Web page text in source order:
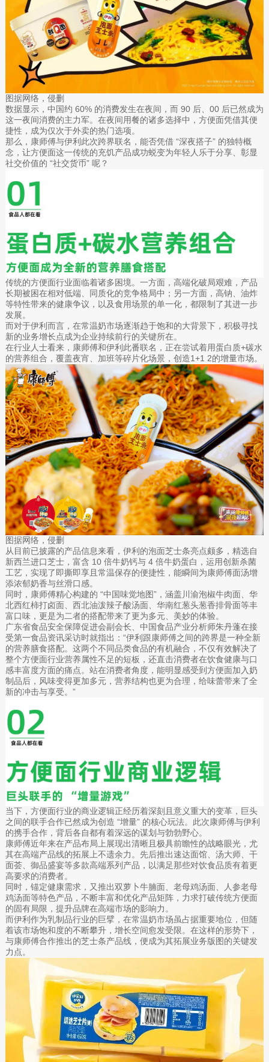
图据网络，侵删
数据显示，中国约 60% 的消费发生在夜间，而 90 后、00 后已然成为
这一夜间消费的主力军。在夜间用餐的诸多选择中，方便面凭借其便
捷性，成为仅次于外卖的热门选项。
那么，康师傅与伊利此次跨界联名，能否凭借 “深夜搭子” 的独特概
念，让方便面这一传统的充饥产品成功蜕变为年轻人乐于分享、彰显
社交价值的 “社交货币” 呢？
传统的方便面行业面临着诸多困境。一方面，高端化破局艰难，产品
长期被困在相对低端、同质化的竞争格局中；另一方面，高钠、油炸
等特性带来的健康争议，以及食用场景的单一化，都限制了其进一步
发展。
而对于伊利而言，在常温奶市场逐渐趋于饱和的大背景下，积极寻找
新的业务增长点成为企业持续前行的关键所在。
在行业人士看来，康师傅和伊利此番联名，正在尝试着用蛋白质+碳水
的营养组合，覆盖夜宵、加班等碎片化场景，创造1+1 2的增量市场。
图据网络，侵删
从目前已披露的产品信息来看，伊利的泡面芝士条亮点颇多，精选自
新西兰进口芝士，富含 10 倍牛奶钙与 4 倍牛奶蛋白，运用创新杀菌
工艺，实现了即撕即享且常温保存的便捷性，能瞬间为康师傅面汤增
添浓郁奶香与丝滑口感。
同时，康师傅精心构建的 “中国味觉地图”，涵盖川渝泡椒牛肉面、华
北西红柿打卤面、西北油泼辣子酸汤面、华南红葱头葱香排骨面等丰
富口味，更是为二者的搭配带来了更为多元、美妙的体验。
广东省食品安全保障促进会副会长、中国食品产业分析师朱丹蓬在接
受第一食品资讯采访时就指出：“伊利跟康师傅之间的跨界是一种全新
的营养膳食搭配。这两个不同品类食品的有机融合，不仅有效解决了
整个方便面行业营养属性不足的短板，还直击消费者在饮食健康与口
感丰富度方面的痛点。站在消费者角度，能明显感受到方便面加入奶
制品后，风味变得更加多元，营养结构也更为合理，给味蕾带来了全
新的冲击与享受。”
当下，方便面行业的商业逻辑正经历着深刻且意义重大的变革，巨头
之间的联手合作已然成为创造 “增量” 的核心玩法。此次康师傅与伊利
的携手合作，背后各自都有着深远的谋划与勃勃野心。
康师傅近年来在产品布局上展现出清晰且极具前瞻性的战略眼光，尤
其在高端产品线的拓展上不遗余力。先后推出速达面馆、汤大师、干
面荟、御品盛宴等多款高端系列产品，以满足那些对饮食品质有着更
高要求的消费者。
同时，锚定健康需求，又推出双萝卜牛腩面、老母鸡汤面、人参老母
鸡汤面等特色产品，不断丰富和优化产品矩阵，力求打破传统方便面
的固有局限，提升品牌在高端市场的影响力。
而伊利作为乳制品行业的巨擘，在常温奶市场虽占据重要地位，但随
着该市场饱和度的不断攀升，增长空间愈发受限。在这样的形势下，
与康师傅合作推出的芝士条产品线，便成为其拓展业务版图的关键发
力点。